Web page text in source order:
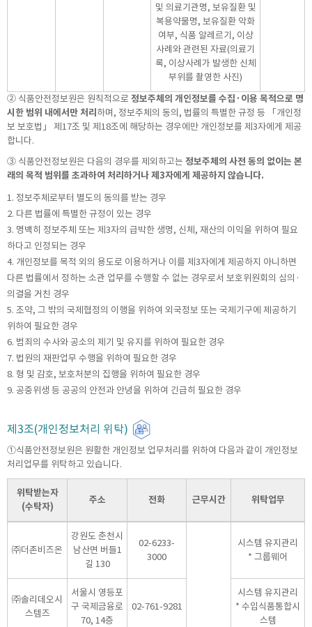
및 의료기관명, 보유질환 및
복용약물명, 보유질환 악화
여부, 식품 알레르기, 이상
사례와 관련된 자료(의료기
록, 이상사례가 발생한 신체
부위를 촬영한 사진)
② 식품안전정보원은 원칙적으로 정보주체의 개인정보를 수집·이용 목적으로 명
시한 범위 내에서만 처리 하며, 정보주체의 동의, 법률의 특별한 규정 등 「개인정
보 보호법」 제17조 및 제18조에 해당하는 경우에만 개인정보를 제3자에게 제공
합니다.
③ 식품안전정보원은 다음의 경우를 제외하고는 정보주체의 사전 동의 없이는 본
래의 목적 범위를 초과하여 처리하거나 제3자에게 제공하지 않습니다.
1. 정보주체로부터 별도의 동의를 받는 경우
2. 다른 법률에 특별한 규정이 있는 경우
3. 명백히 정보주체 또는 제3자의 급박한 생명, 신체, 재산의 이익을 위하여 필요
하다고 인정되는 경우
4. 개인정보를 목적 외의 용도로 이용하거나 이를 제3자에게 제공하지 아니하면
다른 법률에서 정하는 소관 업무를 수행할 수 없는 경우로서 보호위원회의 심의·
의결을 거친 경우
5. 조약, 그 밖의 국제협정의 이행을 위하여 외국정보 또는 국제기구에 제공하기
위하여 필요한 경우
6. 범죄의 수사와 공소의 제기 및 유지를 위하여 필요한 경우
7. 법원의 재판업무 수행을 위하여 필요한 경우
8. 형 및 감호, 보호처분의 집행을 위하여 필요한 경우
9. 공중위생 등 공공의 안전과 안녕을 위하여 긴급히 필요한 경우
제3조(개인정보처리 위탁)
①식품안전정보원은 원활한 개인정보 업무처리를 위하여 다음과 같이 개인정보
처리업무를 위탁하고 있습니다.
위탁받는자
(수탁자)
주소 전화 근무시간 위탁업무
㈜더존비즈온
강원도 춘천시
남산면 버들1
길 130
02-6233-
3000
시스템 유지관리
* 그룹웨어
㈜솔리데오시
스템즈
서울시 영등포
구 국제금융로
70, 14층
02-761-9281
시스템 유지관리
* 수입식품통합시
스템